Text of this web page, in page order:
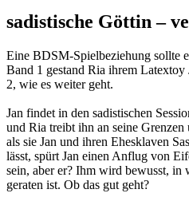
sadistische Göttin –
Eine BDSM-Spielbeziehung sollte
Band 1 gestand Ria ihrem
2, wie es weiter geht.
Jan findet in den sadistischen
und Ria treibt ihn an seine
als sie Jan und ihren Ehesklaven
lässt, spürt Jan einen Anflug von
sein, aber er? Ihm wird bewusst, in
geraten ist. Ob das gut geht?